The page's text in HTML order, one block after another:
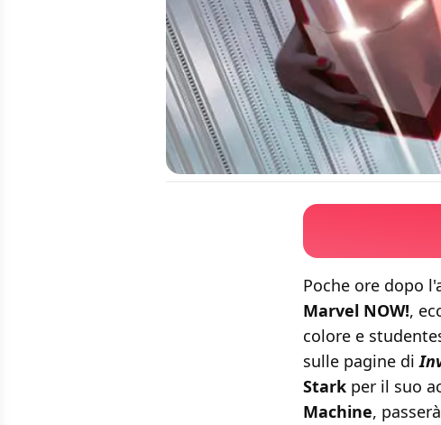
Poche ore dopo
Marvel NOW!,
colore e
sulle pagine di
Stark per il suo
Machine,